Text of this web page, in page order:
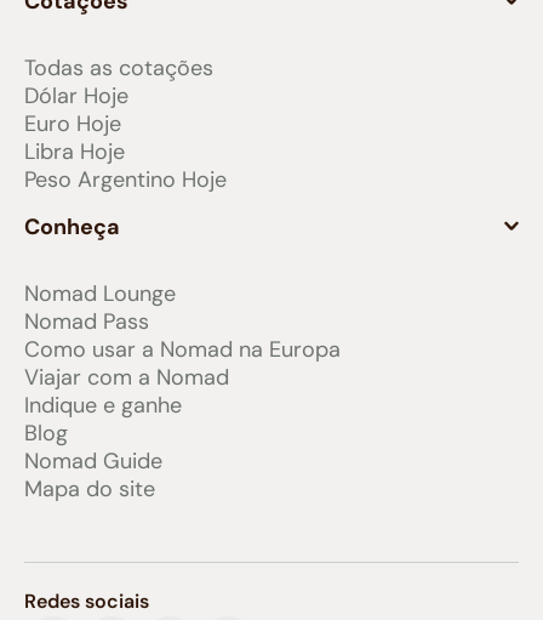
Todas as cotações
Dólar Hoje
Euro Hoje
Libra Hoje
Peso Argentino Hoje
Conheça
Nomad Lounge
Nomad Pass
Como usar a Nomad na Europa
Viajar com a Nomad
Indique e ganhe
Blog
Nomad Guide
Mapa do site
Redes sociais